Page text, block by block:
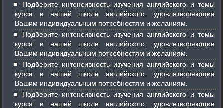
Подберите интенсивность изучения английского и темы
курса в нашей школе английского, удовлетворяющие
Вашим индивидуальным потребностям и желаниям.
Подберите интенсивность изучения английского и темы
курса в нашей школе английского, удовлетворяющие
Вашим индивидуальным потребностям и желаниям.
Подберите интенсивность изучения английского и темы
курса в нашей школе английского, удовлетворяющие
Вашим индивидуальным потребностям и желаниям.
Подберите интенсивность изучения английского и темы
курса в нашей школе английского, удовлетворяющие